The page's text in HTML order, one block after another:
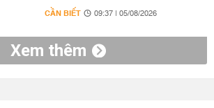
CẦN BIẾT 09:37 | 05/08/2026
Xem thêm